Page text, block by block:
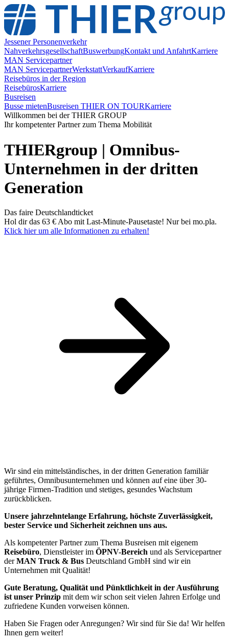
Jessener Personenverkehr
NahverkehrsgesellschaftBuswerbungKontakt und AnfahrtKarriere
MAN Servicepartner
MAN ServicepartnerWerkstattVerkaufKarriere
Reisebüros in der Region
ReisebürosKarriere
Busreisen
Busse mietenBusreisen THIER ON TOURKarriere
Willkommen bei der THIER GROUP
Ihr kompetenter Partner zum Thema Mobilität
THIERgroup | Omnibus-
Unternehmen in der dritten
Generation
Das faire Deutschlandticket
Hol dir das 63 € Abo mit Last-Minute-Pausetaste! Nur bei mo.pla.
Klick hier um alle Informationen zu erhalten!
Wir sind ein mittelständisches, in der dritten Generation familiär
geführtes, Omnibusunternehmen und können auf eine über 30-
jährige Firmen-Tradition und stetiges, gesundes Wachstum
zurückblicken.
Unsere jahrzehntelange Erfahrung, höchste Zuverlässigkeit,
bester Service und Sicherheit zeichnen uns aus.
Als kompetenter Partner zum Thema Busreisen mit eigenem
Reisebüro, Dienstleister im ÖPNV-Bereich und als Servicepartner
derMAN Truck & Bus Deutschland GmbH sind wir ein
Unternehmen mit Qualität!
Gute Beratung, Qualität und Pünktlichkeit in der Ausführung
ist unser Prinzip mit dem wir schon seit vielen Jahren Erfolge und
zufriedene Kunden vorweisen können.
Haben Sie Fragen oder Anregungen? Wir sind für Sie da! Wir helfen
Ihnen gern weiter!